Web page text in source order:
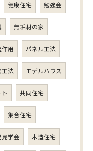
健康住宅 勉強会
無垢材の家
作用 パネル工法
工法 モデルハウス
共同住宅
集合住宅
見学会 木造住宅